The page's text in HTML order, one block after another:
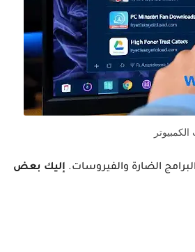
الضارة والفيروسات. إليك بعض